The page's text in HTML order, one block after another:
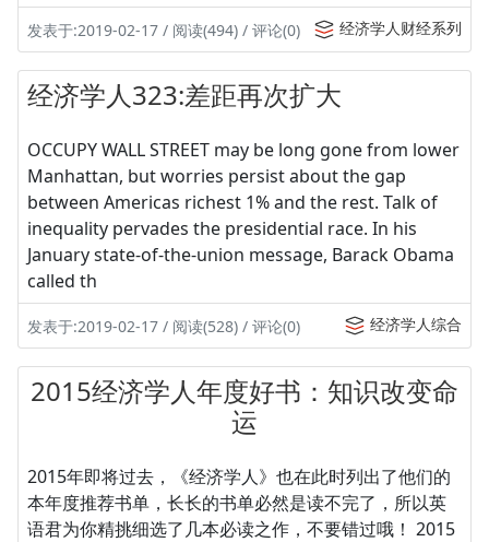
发表于:2019-02-17 / 阅读(494) / 评论(0) 经济学人财经系列
经济学人323:差距再次扩大
OCCUPY WALL STREET may be long gone from lower
Manhattan, but worries persist about the gap
between Americas richest 1% and the rest. Talk of
inequality pervades the presidential race. In his
January state-of-the-union message, Barack Obama
called th
发表于:2019-02-17 / 阅读(528) / 评论(0) 经济学人综合
2015经济学人年度好书：知识改变命
运
2015年即将过去，《经济学人》也在此时列出了他们的
本年度推荐书单，长长的书单必然是读不完了，所以英
语君为你精挑细选了几本必读之作，不要错过哦！ 2015